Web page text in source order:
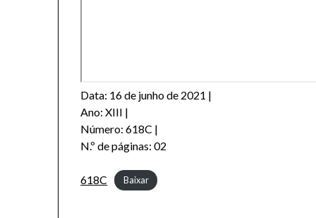
Data: 16 de junho de 2021 |
Ano: XIII |
Número: 618C |
N.º de páginas: 02
618C Baixar